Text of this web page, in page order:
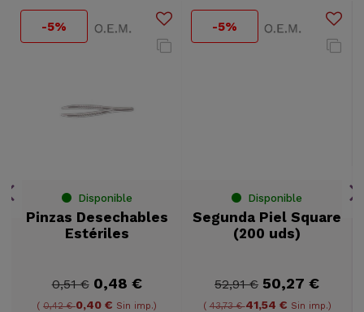
-5%
Disponible
Pinzas Desechables
Estériles
0,51 € 0,48 €
(0,42 €0,40 € Sin imp.)
-5%
Disponible
Segunda Piel Square
(200 uds)
52,91 € 50,27 €
(43,73 €41,54 € Sin imp.)